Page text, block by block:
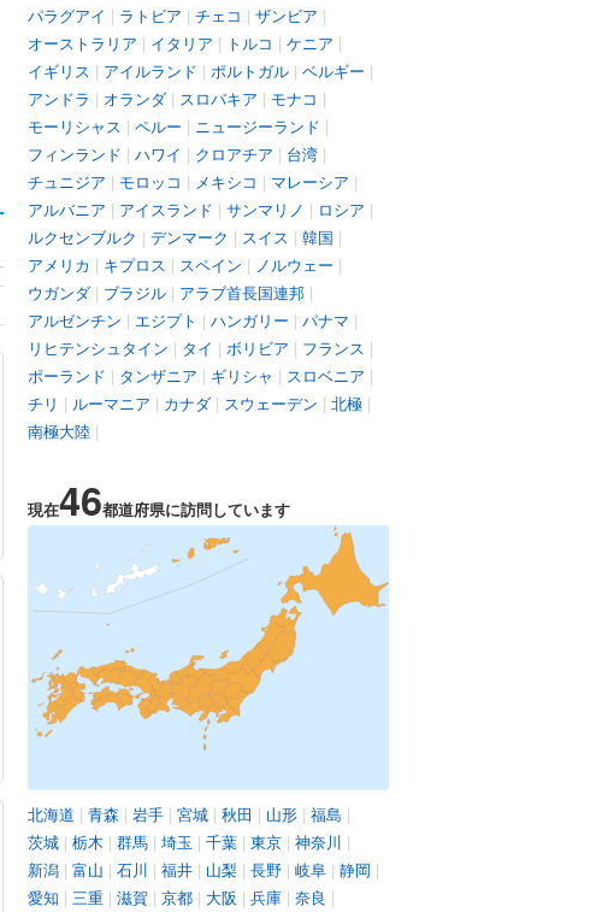
パラグアイ | ラトビア | チェコ | ザンビア |
オーストラリア | イタリア | トルコ | ケニア |
イギリス | アイルランド | ポルトガル | ベルギー |
アンドラ | オランダ | スロバキア | モナコ |
モーリシャス | ペルー | ニュージーランド |
フィンランド | ハワイ | クロアチア | 台湾 |
チュニジア | モロッコ | メキシコ | マレーシア |
アルバニア | アイスランド | サンマリノ | ロシア |
ルクセンブルク | デンマーク | スイス | 韓国 |
アメリカ | キプロス | スペイン | ノルウェー |
ウガンダ | ブラジル | アラブ首長国連邦 |
アルゼンチン | エジプト | ハンガリー | パナマ |
リヒテンシュタイン | タイ | ボリビア | フランス |
ポーランド | タンザニア | ギリシャ | スロベニア |
チリ | ルーマニア | カナダ | スウェーデン | 北極 |
南極大陸 |
現在46都道府県に訪問しています
北海道 | 青森 | 岩手 | 宮城 | 秋田 | 山形 | 福島 |
茨城 | 栃木 | 群馬 | 埼玉 | 千葉 | 東京 | 神奈川 |
新潟 | 富山 | 石川 | 福井 | 山梨 | 長野 | 岐阜 | 静岡 |
愛知 | 三重 | 滋賀 | 京都 | 大阪 | 兵庫 | 奈良 |